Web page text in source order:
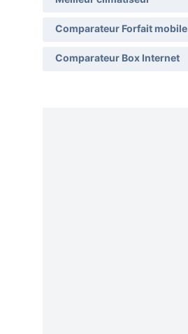
Comparateur Forfait mobile
Comparateur Box Internet